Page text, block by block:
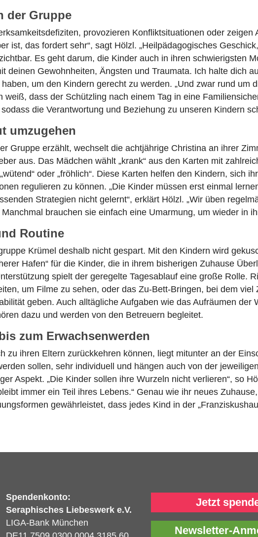
der Gruppe
provozieren Konfliktsituationen oder zeigen
ist, das fordert sehr“, sagt Hölzl. „Heilpädagogisches
Es geht darum, die Kinder auch in ihren schwierigsten
deinen Gewohnheiten, Ängsten und Traumata. Ich halte dich
um den Kindern gerecht zu werden. „Und zwar rund um
weiß, dass der Schützling nach einem Tag in eine
die Verantwortung und Beziehung zu unseren Kindern
umzugehen
Gruppe erzählt, wechselt die achtjährige Christina an ihrer
aus. Das Mädchen wählt „krank“ aus den Karten mit
„wütend“ oder „fröhlich“. Diese Karten helfen den Kindern, sich
regulieren zu können. „Die Kinder müssen erst einmal
Strategien nicht gelernt“, erklärt Hölzl. „Wir üben
brauchen sie einfach eine Umarmung, um wieder in
Routine
Krümel deshalb nicht gespart. Mit den Kindern wird
Hafen“ für die Kinder, die in ihrem bisherigen Zuhause
spielt der geregelte Tagesablauf eine große Rolle.
um Filme zu sehen, oder das Zu-Bett-Bringen, bei dem
geben. Auch alltägliche Aufgaben wie das Aufräumen der
dazu und werden von den Betreuern begleitet.
zum Erwachsenwerden
zu ihren Eltern zurückkehren können, liegt mitunter an der
sollen, sehr individuell und hängen auch von der
Aspekt. „Die Kinder sollen ihre Wurzeln nicht verlieren“, so
immer ein Teil ihres Lebens.“ Genau wie ihr neues
gewährleistet, dass jedes Kind in der
Spendenkonto:
Seraphisches Liebeswerk e.V.
LIGA-Bank München
Jetzt
Newsletter-